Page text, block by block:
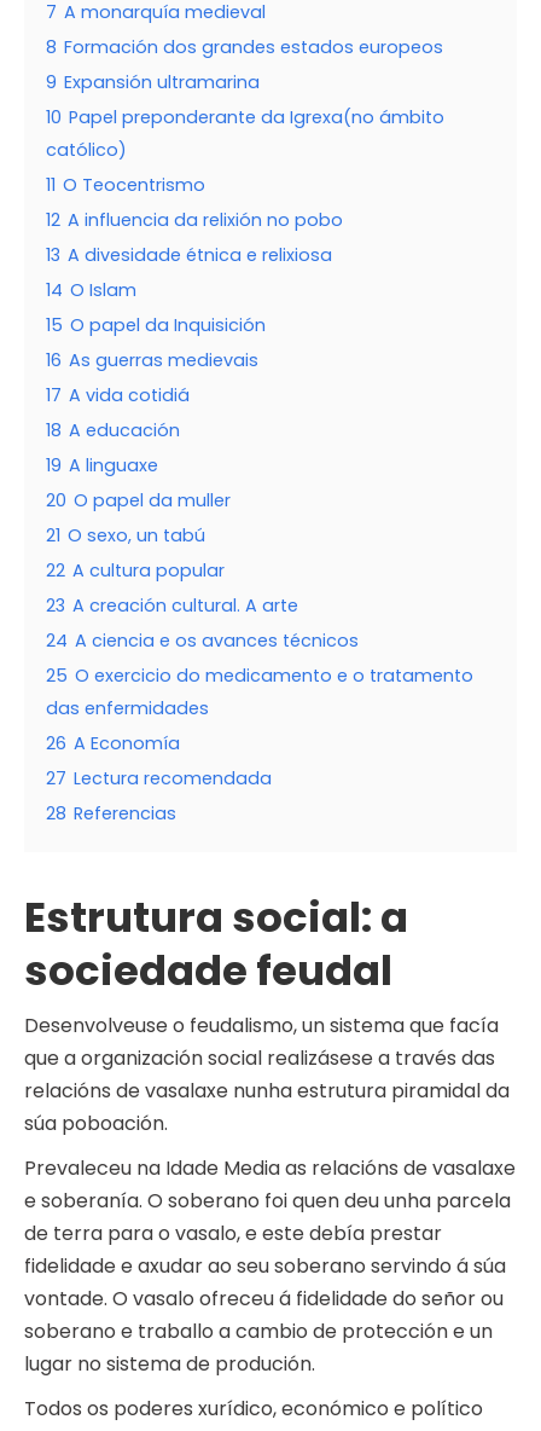
7 A monarquía medieval
8 Formación dos grandes estados europeos
9 Expansión ultramarina
10 Papel preponderante da Igrexa(no ámbito
católico)
11 O Teocentrismo
12 A influencia da relixión no pobo
13 A divesidade étnica e relixiosa
14 O Islam
15 O papel da Inquisición
16 As guerras medievais
17 A vida cotidiá
18 A educación
19 A linguaxe
20 O papel da muller
21 O sexo, un tabú
22 A cultura popular
23 A creación cultural. A arte
24 A ciencia e os avances técnicos
25 O exercicio do medicamento e o tratamento
das enfermidades
26 A Economía
27 Lectura recomendada
28 Referencias
Estrutura social: a
sociedade feudal
Desenvolveuse o feudalismo, un sistema que facía
que a organización social realizásese a través das
relacións de vasalaxe nunha estrutura piramidal da
súa poboación.
Prevaleceu na Idade Media as relacións de vasalaxe
e soberanía. O soberano foi quen deu unha parcela
de terra para o vasalo, e este debía prestar
fidelidade e axudar ao seu soberano servindo á súa
vontade. O vasalo ofreceu á fidelidade do señor ou
soberano e traballo a cambio de protección e un
lugar no sistema de produción.
Todos os poderes xurídico, económico e político